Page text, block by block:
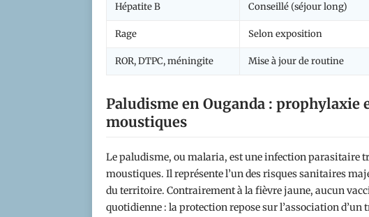
Hépatite B Conseillé (séjour long)
Rage Selon exposition
ROR, DTPC, méningite Mise à jour de routine
Paludisme en Ouganda : prophylaxie
moustiques
Le paludisme, ou malaria, est une infection parasitaire
moustiques. Il représente l’un des risques sanitaires
du territoire. Contrairement à la fièvre jaune, aucun
quotidienne : la protection repose sur l’association